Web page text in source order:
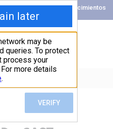
Ingreso Cofre de Conocimientos